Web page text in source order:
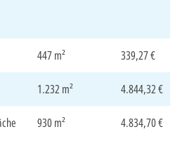
447 m² 339,27 €
1.232 m² 4.844,32 €
930 m² 4.834,70 €